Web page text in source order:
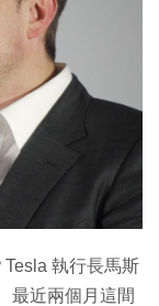
Tesla 執行長馬斯
最近兩個月這間